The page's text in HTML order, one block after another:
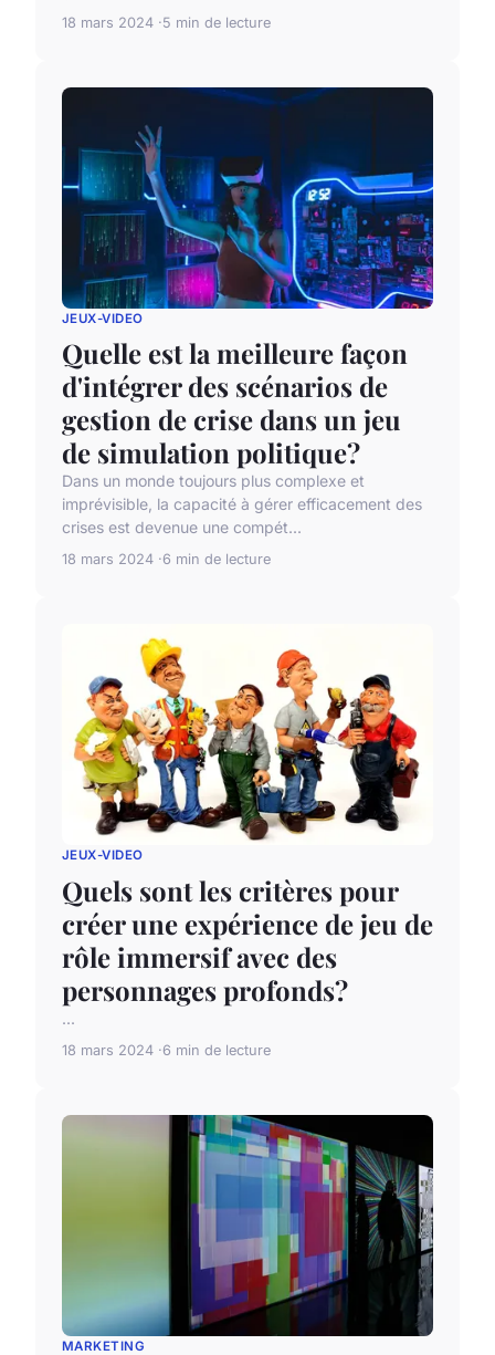
18 mars 2024 5 min de lecture
JEUX-VIDEO
Quelle est la meilleure façon
d'intégrer des scénarios de
gestion de crise dans un jeu
de simulation politique?
Dans un monde toujours plus complexe et
imprévisible, la capacité à gérer efficacement des
crises est devenue une compét...
18 mars 2024 6 min de lecture
JEUX-VIDEO
Quels sont les critères pour
créer une expérience de jeu de
rôle immersif avec des
personnages profonds?
...
18 mars 2024 6 min de lecture
MARKETING